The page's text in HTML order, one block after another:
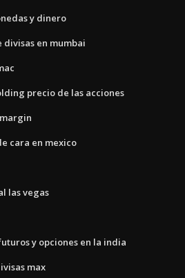
y dinero
divisas en mumbai
precio de las acciones
cara en mexico
las vegas
y opciones en la india
max